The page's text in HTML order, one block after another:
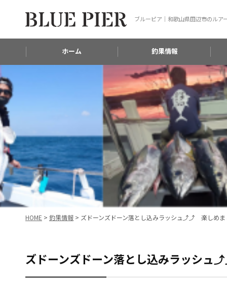
ブルーピア｜和歌山県田辺市のルア
ホーム 釣果情報
HOME > 釣果情報 > ズドーンズドーン落とし込みラッシュ⤴⤴ 楽しめ
ズドーンズドーン落とし込みラッシ